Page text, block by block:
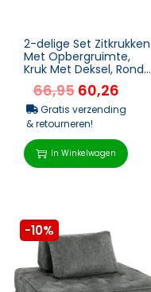
2-delige Set Zitkrukken
Met Opbergruimte,
Kruk Met Deksel, Ronde
Voetenbank Met
Fluwelen Look 36 X 3...
66,95 60,26
Gratis verzending
& retourneren!
In Winkelwagen
-10%